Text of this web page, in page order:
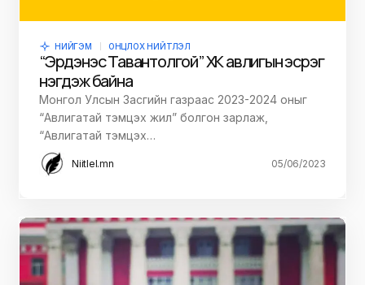
НИЙГЭМ ОНЦЛОХ НИЙТЛЭЛ
“Эрдэнэс Тавантолгой” ХК авлигын эсрэг
нэгдэж байна
Монгол Улсын Засгийн газраас 2023-2024 оныг
“Авлигатай тэмцэх жил” болгон зарлаж,
“Авлигатай тэмцэх…
Niitlel.mn 05/06/2023